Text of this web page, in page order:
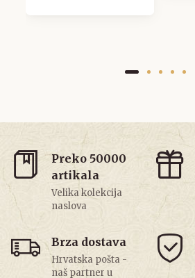
Preko 50000
artikala
Velika kolekcija
naslova
Brza dostava
Hrvatska pošta -
naš partner u